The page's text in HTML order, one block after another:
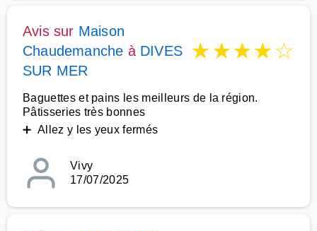
Avis sur Maison
Chaudemanche à DIVES
SUR MER
★★★★☆
Baguettes et pains les meilleurs de la région.
Pâtisseries très bonnes
➕ Allez y les yeux fermés
Vivy
17/07/2025